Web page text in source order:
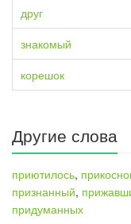
друг
знакомый
корешок
Другие слова
приютилось,
признанный,
придуманных